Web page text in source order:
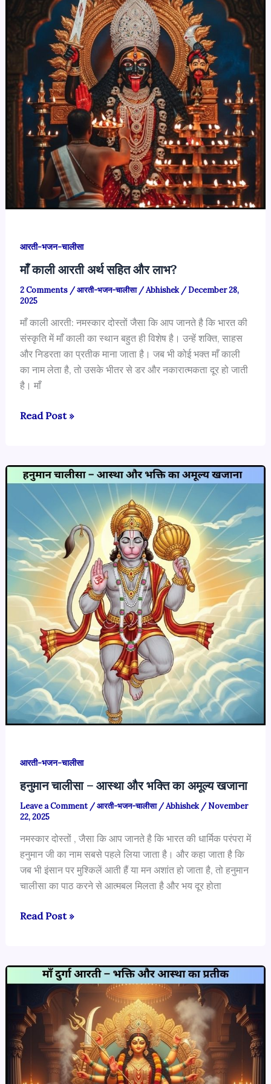
शक्ति?
माना
जाता
आरती-भजन-चालीसा
माँ काली आरती अर्थ सहित और लाभ?
2 Comments /आरती-भजन-चालीसा/Abhishek /December 28,
2025
माँ काली आरती: नमस्कार दोस्तों जैसा कि आप जानते है कि भारत की
संस्कृति में माँ काली का स्थान बहुत ही विशेष है। उन्हें शक्ति, साहस
और निडरता का प्रतीक माना जाता है। जब भी कोई भक्त माँ काली
का नाम लेता है, तो उसके भीतर से डर और नकारात्मकता दूर हो जाती
है। माँ
माँ
सहित
और
लाभ?
Read Post »
आरती-भजन-चालीसा
हनुमान चालीसा – आस्था और भक्ति का अमूल्य खजाना
Leave a Comment /आरती-भजन-चालीसा/Abhishek /November
22, 2025
नमस्कार दोस्तों , जैसा कि आप जानते है कि भारत की धार्मिक परंपरा में
हनुमान जी का नाम सबसे पहले लिया जाता है। और कहा जाता है कि
जब भी इंसान पर मुश्किलें आती हैं या मन अशांत हो जाता है, तो हनुमान
चालीसा का पाठ करने से आत्मबल मिलता है और भय दूर होता
हनुमान
आस्था
का
अमूल्य
खजाना
Read Post »